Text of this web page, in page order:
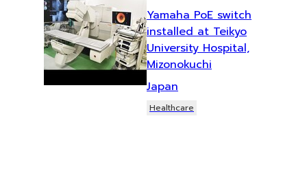
Yamaha PoE switch
installed at Teikyo
University Hospital,
Mizonokuchi
Japan
Healthcare